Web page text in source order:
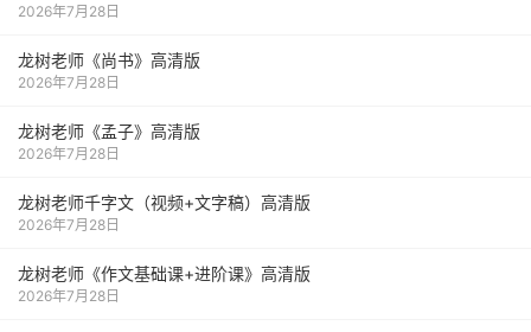
2026年7月28日
龙树老师《尚书》高清版
2026年7月28日
龙树老师《孟子》高清版
2026年7月28日
龙树老师千字文（视频+文字稿）高清版
2026年7月28日
龙树老师《作文基础课+进阶课》高清版
2026年7月28日